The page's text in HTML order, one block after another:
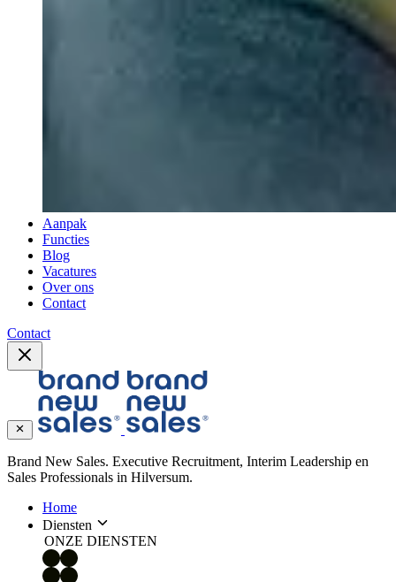
Aanpak
Functies
Blog
Vacatures
Over ons
Contact
Contact
Brand New Sales. Executive Recruitment, Interim Leadership en
Sales Professionals in Hilversum.
Home
Diensten
ONZE DIENSTEN